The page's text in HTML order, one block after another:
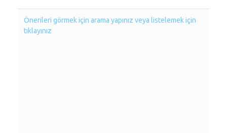
Önerileri görmek için arama yapınız veya listelemek için
tıklayınız